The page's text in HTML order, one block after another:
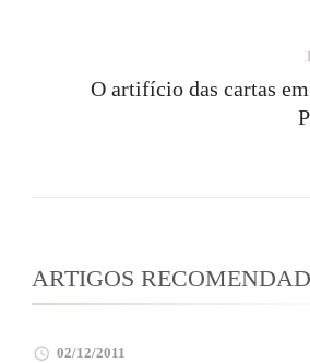
O artifício das cartas
ARTIGOS
02/12/2011